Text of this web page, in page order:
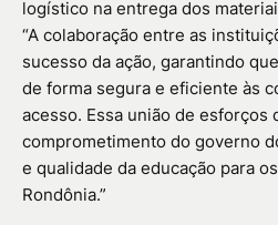
logístico na entrega dos
“A colaboração entre as
sucesso da ação, garantindo
de forma segura e eficiente às
acesso. Essa união de esforços
comprometimento do governo
e qualidade da educação para
Rondônia.”